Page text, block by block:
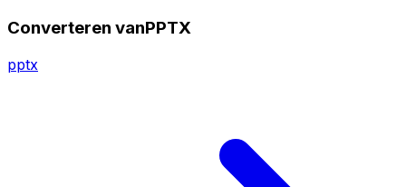
Converteren vanPPTX
pptx